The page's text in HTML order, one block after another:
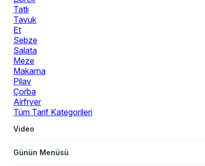
Tatlı
Tavuk
Et
Sebze
Salata
Meze
Makarna
Pilav
Çorba
Airfryer
Tüm Tarif Kategorileri
Video
Günün Menüsü